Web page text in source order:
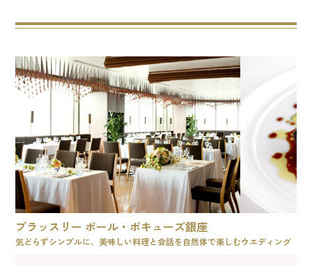
ブラッスリー ポール・ボキューズ銀座
気どらずシンプルに、美味しい料理と会話を自然体で楽しむウエディング